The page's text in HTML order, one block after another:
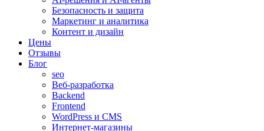
Безопасность и защита
Маркетинг и аналитика
Контент и дизайн
Цены
Отзывы
Блог
seo
Веб-разработка
Backend
Frontend
WordPress и CMS
Интернет-магазины